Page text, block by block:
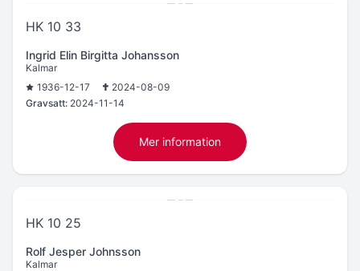
HK 10 33
Ingrid Elin Birgitta Johansson
Kalmar
1936-12-17
2024-08-09
Gravsatt: 2024-11-14
Mer information
HK 10 25
Rolf Jesper Johnsson
Kalmar